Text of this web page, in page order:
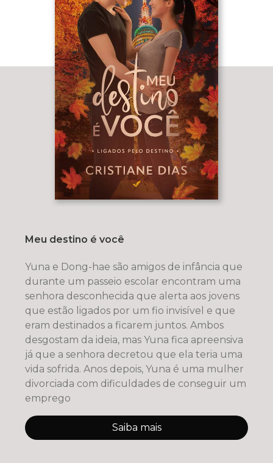
Meu destino é você
Yuna e Dong-hae são amigos de infância que
durante um passeio escolar encontram uma
senhora desconhecida que alerta aos jovens
que estão ligados por um fio invisível e que
eram destinados a ficarem juntos. Ambos
desgostam da ideia, mas Yuna fica apreensiva
já que a senhora decretou que ela teria uma
vida sofrida. Anos depois, Yuna é uma mulher
divorciada com dificuldades de conseguir um
emprego
Saiba mais